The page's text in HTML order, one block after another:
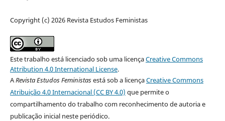
Copyright (c) 2026 Revista Estudos Feministas
Este trabalho está licenciado sob uma licençaCreative Commons
Attribution 4.0 International License.
ARevista Estudos Feministasestá sob a licençaCreative Commons
Atribuição 4.0 Internacional (CC BY 4.0) que permite o
compartilhamento do trabalho com reconhecimento de autoria e
publicação inicial neste periódico.